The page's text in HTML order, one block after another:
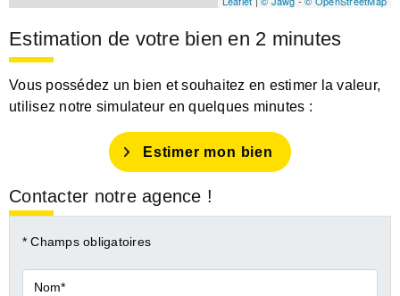
Estimation de votre bien en 2 minutes
Vous possédez un bien et souhaitez en estimer la valeur,
utilisez notre simulateur en quelques minutes :
Estimer mon bien
Contacter notre agence !
* Champs obligatoires
Nom*